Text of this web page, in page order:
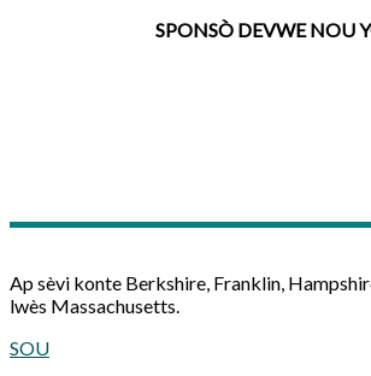
SPONSÒ DEVWE NOU
Ap sèvi konte Berkshire, Franklin,
lwès Massachusetts.
SOU